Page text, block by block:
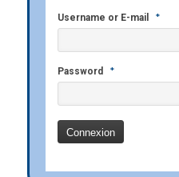
Username or E-mail *
Password *